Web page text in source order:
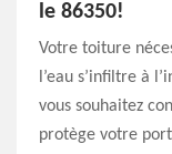
le 86350!
Votre toiture
l’eau s’infiltre à
vous souhaitez
protège votre